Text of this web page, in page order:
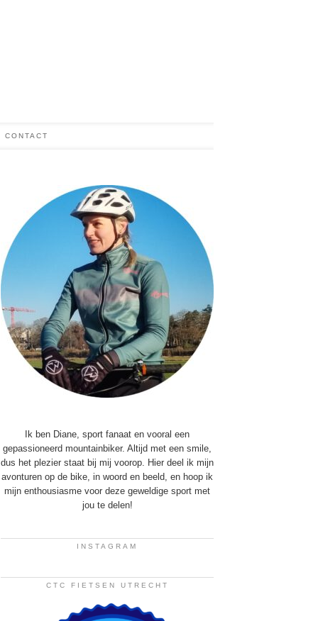
CONTACT
Ik ben Diane, sport fanaat en vooral een
gepassioneerd mountainbiker. Altijd met een smile,
dus het plezier staat bij mij voorop. Hier deel ik mijn
avonturen op de bike, in woord en beeld, en hoop ik
mijn enthousiasme voor deze geweldige sport met
jou te delen!
INSTAGRAM
CTC FIETSEN UTRECHT